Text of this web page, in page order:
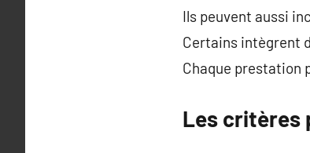
Ils peuvent aussi
Certains intègrent
Chaque prestation
Les critères